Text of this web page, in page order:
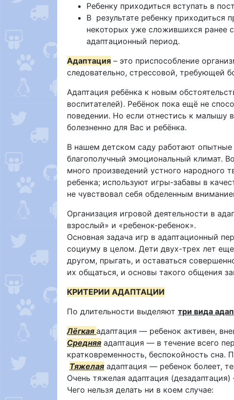
Ребенку приходиться вступать в
В результате ребенку приходиться
некоторых уже сложившихся ранее
адаптационный период.
Адаптация – это приспособление
следовательно, стрессовой, требующей
Адаптация ребёнка к новым
воспитателей). Ребёнок пока ещё не
поведении. Но если отнестись к малышу
болезненно для Вас и ребёнка.
В нашем детском саду работают
благополучный эмоциональный климат.
много произведений устного народного
ребенка; используют игры-забавы в
не чувствовал себя обделенным
Организация игровой деятельности в
взрослый» и «ребенок-ребенок».
Основная задача игр в адаптационный
социуму в целом. Дети двух-трех лет
другом, прыгать, и оставаться
их общаться, и основы такого общения
КРИТЕРИИ АДАПТАЦИИ
По длительности выделяют три вида
Лёгкая адаптация — ребенок активен,
Средняя адаптация — в течение всего
кратковременность, беспокойность
Тяжелая адаптация — ребенок болеет,
Очень тяжелая адаптация
Чего нельзя делать ни в коем случае: